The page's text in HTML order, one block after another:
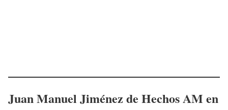
Juan Manuel Jiménez de Hechos AM en